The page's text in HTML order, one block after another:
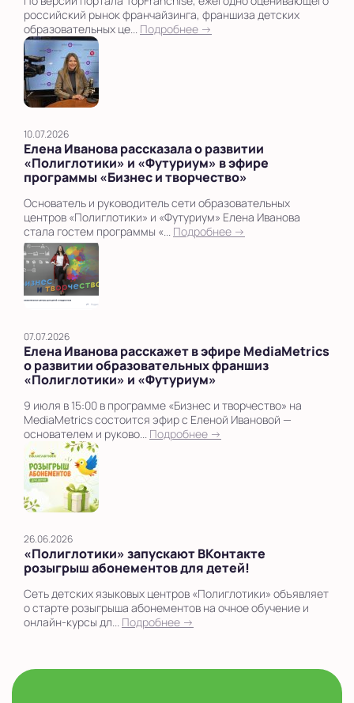
российский рынок франчайзинга, франшиза детских
образовательных це... Подробнее →
10.07.2026
Елена Иванова рассказала о развитии
«Полиглотики» и «Футуриум» в эфире
программы «Бизнес и творчество»
Основатель и руководитель сети образовательных
центров «Полиглотики» и «Футуриум» Елена Иванова
стала гостем программы «... Подробнее →
07.07.2026
Елена Иванова расскажет в эфире MediaMetrics
о развитии образовательных франшиз
«Полиглотики» и «Футуриум»
9 июля в 15:00 в программе «Бизнес и творчество» на
MediaMetrics состоится эфир с Еленой Ивановой —
основателем и руково... Подробнее →
26.06.2026
«Полиглотики» запускают ВКонтакте
розыгрыш абонементов для детей!
Сеть детских языковых центров «Полиглотики» объявляет
о старте розыгрыша абонементов на очное обучение и
онлайн-курсы дл... Подробнее →